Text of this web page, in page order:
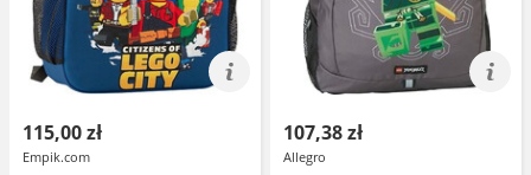
115,00 zł
Empik.com
107,38 zł
Allegro